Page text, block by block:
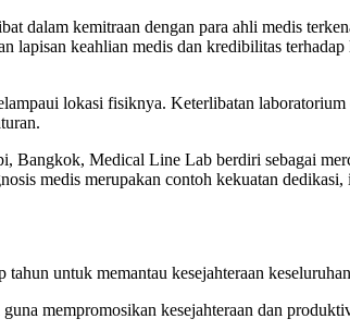
dalam kemitraan dengan para ahli medis
keahlian medis dan kredibilitas
lokasi fisiknya. Keterlibatan
Medical Line Lab berdiri sebagai
medis merupakan contoh kekuatan
untuk memantau kesejahteraan
mempromosikan kesejahteraan dan